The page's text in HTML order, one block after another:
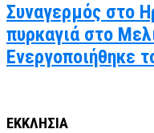
Συναγερμός στο
πυρκαγιά στο
Ενεργοποιήθηκε
ΕΚΚΛΗΣΙΑ